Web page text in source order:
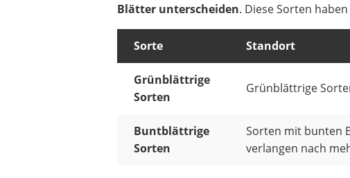
Blätter unterscheiden. Diese Sorten
Sorte Standort
Grünblättrige
Sorten
Grünblättrige
Buntblättrige
Sorten
Sorten mit bunten
verlangen nach